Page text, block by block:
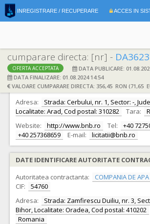
INREGISTRARE / RECUPERARE ACCES IN
cumparare directa: [nr] -
OFERTA ACCEPTATA
DATA PUBLICARE:
DATA FINALIZARE: 01.08.2024 14:54
VALOARE CUMPARARE DIRECTA: 356,45 RON (71,65
DATE IDENTIFICARE OFERTANT
Ofertant: S.C. BN BUSINESS S.R.L. CIF:
Adresa:
Strada: Cerbului, nr. 1, Sector: -,
Localitate: Arad, Cod postal: 310282
Tara:
Website:
http://www.bnb.ro Tel: +40
+40 257368659
E-mail: licitatii@bnb.ro
DATE IDENTIFICARE AUTORITATE
Autoritatea contractanta:
COMPANIA DE
CIF:
54760
Adresa:
Strada: Zamfirescu Duiliu, nr. 3,
Bihor, Localitate: Oradea, Cod postal: 410202
Romania